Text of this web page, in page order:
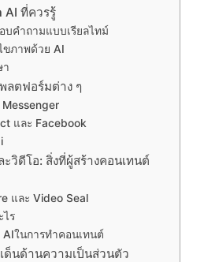
AI ที่ควรรู้
บคำถามแบบเรียลไทม์
ขภาพด้วย AI
า
ลตฟอร์มต่าง ๆ
และ Facebook
วิดีโอ: สิ่งที่ผู้สร้างคอนเทนต์
และ Video Seal
ไร
ในการทำคอนเทนต์
ด็นด้านความเป็นส่วนตัว